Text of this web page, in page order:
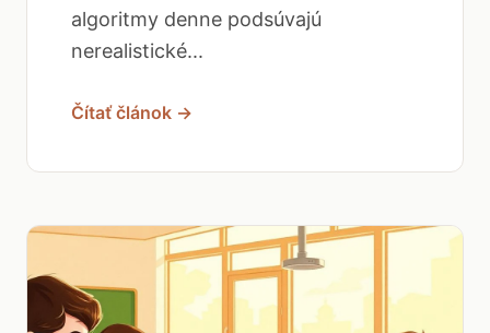
algoritmy denne podsúvajú
nerealistické...
Čítať článok →